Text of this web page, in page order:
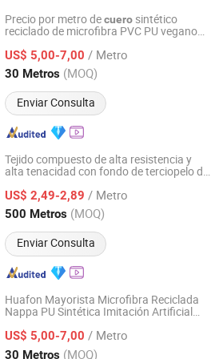
Precio por metro decuerosintético
reciclado de microfibra PVC PU vegano
bolsas, zapatos para hombres, guantes
de seguridad PVC
US$ 5,00-7,00 / Metro
30 Metros (MOQ)
Enviar Consulta
Co., Ltd.
Desde 2022
Tejido compuesto de alta resistencia y
alta tenacidad con fondo de terciopelo de
US$ 2,49-2,89 / Metro
500 Metros (MOQ)
Enviar Consulta
Co., Ltd
Desde 2026
Huafon Mayorista Microfibra Reciclada
Nappa PU Sintética Imitación Artificial
Sofás Guantes Zapatos Bolsas Asiento
de Coche
US$ 5,00-7,00 / Metro
30 Metros (MOQ)
Co., Ltd.
Desde 2022